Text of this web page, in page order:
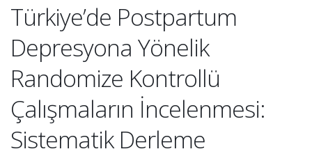
Türkiye’de Postpartum
Depresyona Yönelik
Randomize Kontrollü
Çalışmaların İncelenmesi:
Sistematik Derleme